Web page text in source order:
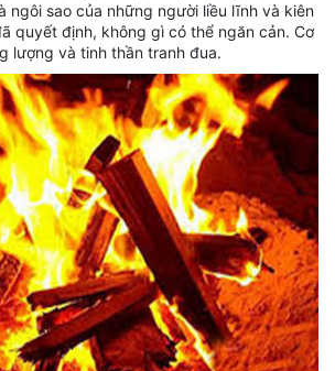
ngôi sao của những người liều lĩnh và kiên
quyết định, không gì có thể ngăn cản. Cơ
lượng và tinh thần tranh đua.